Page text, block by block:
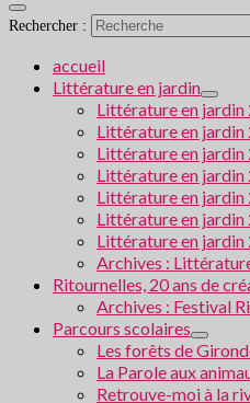
Rechercher :
accueil
Littérature en jardin
Littérature en jardin
Littérature en jardin
Littérature en jardin
Littérature en jardin
Littérature en jardin
Littérature en jardin
Littérature en jardin
Archives :
Ritournelles, 20 ans de
Archives : Festival
Parcours scolaires
Les forêts de
La Parole aux
Retrouve-moi à la